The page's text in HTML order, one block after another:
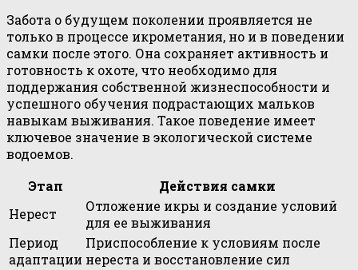
Забота о будущем поколении проявляется не
только в процессе икрометания, но и в поведении
самки после этого. Она сохраняет активность и
готовность к охоте, что необходимо для
поддержания собственной жизнеспособности и
успешного обучения подрастающих мальков
навыкам выживания. Такое поведение имеет
ключевое значение в экологической системе
водоемов.
Этап
Действия самки
Нерест
Отложение икры и создание условий
для ее выживания
Период
адаптации
Приспособление к условиям после
нереста и восстановление сил